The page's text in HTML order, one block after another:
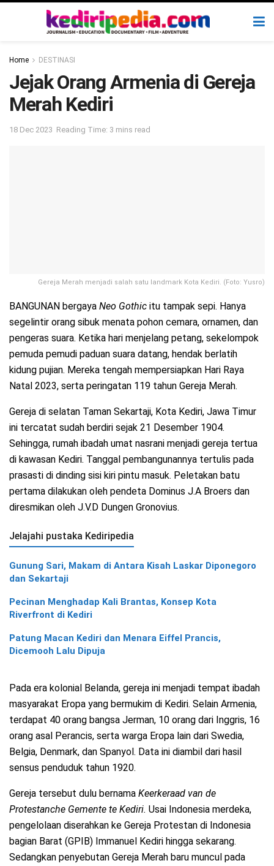
Home DESTINASI
Jejak Orang Armenia di Gereja
Merah Kediri
18 Dec 2023 Reading Time: 3 mins read
Gereja Merah menjadi salah satu landmark Kota Kediri. (Foto: Yusro)
BANGUNAN bergaya Neo Gothic itu tampak sepi. Hanya
segelintir orang sibuk menata pohon cemara, ornamen, dan
pengeras suara. Ketika hari menjelang petang, sekelompok
pemuda pemudi paduan suara datang, hendak berlatih
kidung pujian. Mereka tengah mempersiapkan Hari Raya
Natal 2023, serta peringatan 119 tahun Gereja Merah.
Gereja di selatan Taman Sekartaji, Kota Kediri, Jawa Timur
ini tercatat sudah berdiri sejak 21 Desember 1904.
Sehingga, rumah ibadah umat nasrani menjadi gereja tertua
di kawasan Kediri. Tanggal pembangunannya tertulis pada
prasasti di dinding sisi kiri pintu masuk. Peletakan batu
pertama dilakukan oleh pendeta Dominus J.A Broers dan
diresmikan oleh J.V.D Dungen Gronovius.
Jelajahi pustaka Kediripedia
Gunung Sari, Makam di Antara Kisah Laskar Diponegoro
dan Sekartaji
Pecinan Menghadap Kali Brantas, Konsep Kota
Riverfront di Kediri
Patung Macan Kediri dan Menara Eiffel Prancis,
Dicemooh Lalu Dipuja
Pada era kolonial Belanda, gereja ini menjadi tempat ibadah
masyarakat Eropa yang bermukim di Kediri. Selain Armenia,
terdapat 40 orang bangsa Jerman, 10 orang dari Inggris, 16
orang asal Perancis, serta warga Eropa lain dari Swedia,
Belgia, Denmark, dan Spanyol. Data ini diambil dari hasil
sensus penduduk tahun 1920.
Gereja tersebut dulu bernama Keerkeraad van de
Protestanche Gemente te Kediri. Usai Indonesia merdeka,
pengelolaan diserahkan ke Gereja Protestan di Indonesia
bagian Barat (GPIB) Immanuel Kediri hingga sekarang.
Sedangkan penyebutan Gereja Merah baru muncul pada